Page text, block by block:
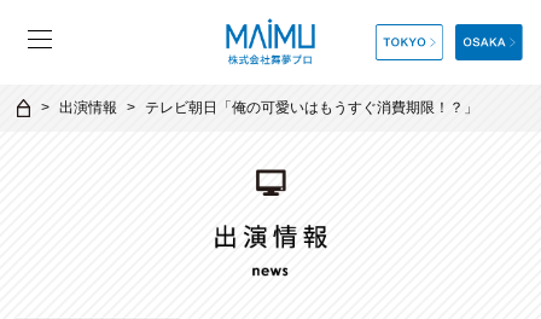
出演情報 テレビ朝日「俺の可愛いはもうすぐ消費期限！？」